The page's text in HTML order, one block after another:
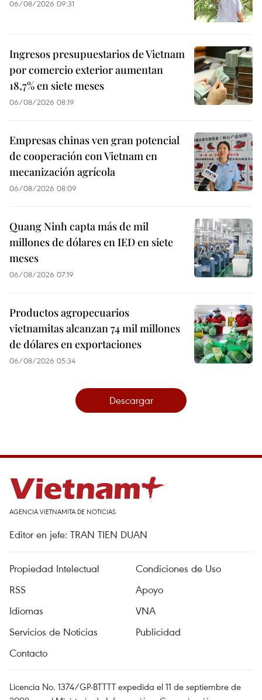
06/08/2026 09:31
Ingresos presupuestarios de Vietnam
por comercio exterior aumentan
18,7% en siete meses
06/08/2026 08:19
Empresas chinas ven gran potencial
de cooperación con Vietnam en
mecanización agrícola
06/08/2026 08:09
Quang Ninh capta más de mil
millones de dólares en IED en siete
meses
06/08/2026 07:19
Productos agropecuarios
vietnamitas alcanzan 74 mil millones
de dólares en exportaciones
06/08/2026 05:34
Descargar
AGENCIA VIETNAMITA DE NOTICIAS
Editor en jefe: TRAN TIEN DUAN
Propiedad Intelectual
Condiciones de Uso
RSS
Apoyo
Idiomas
VNA
Servicios de Noticias
Publicidad
Contacto
Licencia No. 1374/GP-BTTTT expedida el 11 de septiembre de